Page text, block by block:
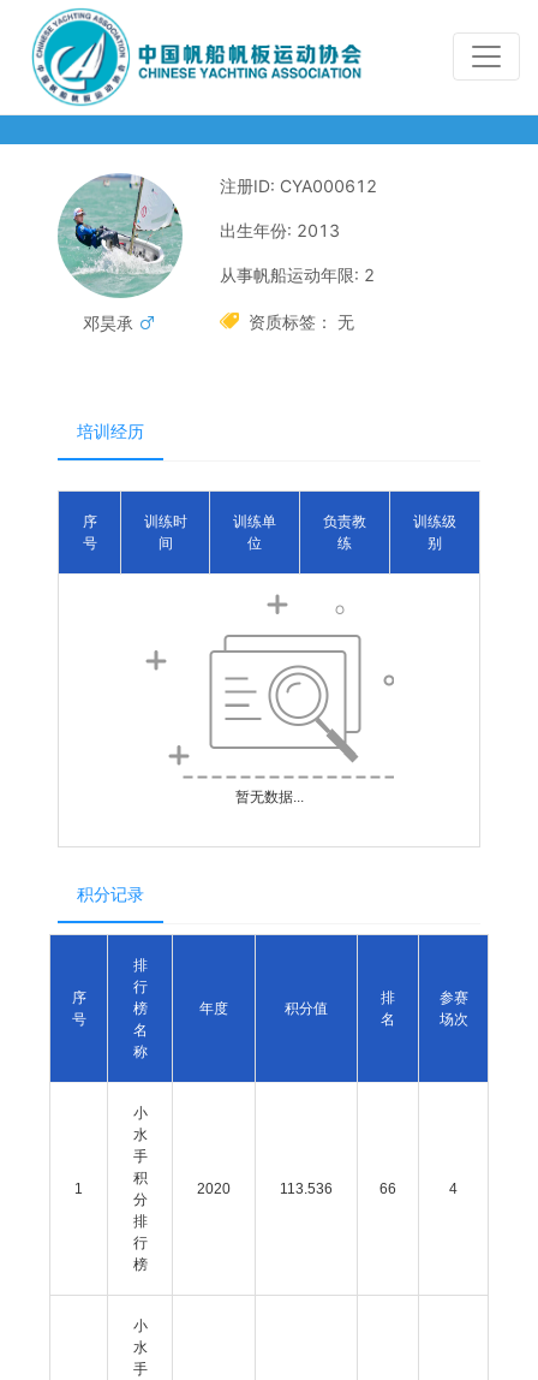
邓昊承 
注册ID: CYA000612
出生年份: 2013
从事帆船运动年限: 2
 资质标签： 无
培训经历
序
号
训练时
间
训练单
位
负责教
练
训练级
别
暂无数据...
积分记录
序
号
排
行
榜
名
称
年度 积分值
排
名
参赛
场次
1
小
水
手
积
分
排
行
榜
2020 113.536 66 4
小
水
手